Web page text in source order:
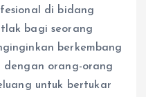
di bidang
bagi seorang
berkembang
dengan orang-orang
untuk bertukar